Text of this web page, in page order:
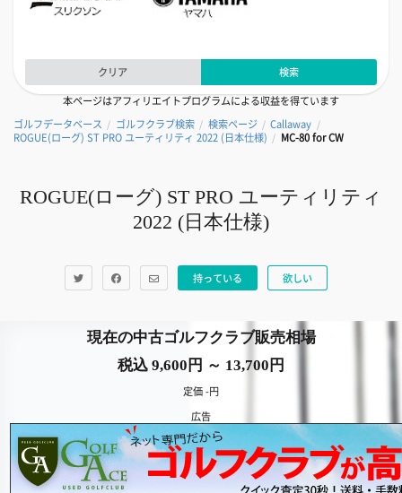
クリア
検索
本ページはアフィリエイトプログラムによる収益を得ています
ゴルフデータベース / ゴルフクラブ検索 / 検索ページ / Callaway /
ROGUE(ローグ) ST PRO ユーティリティ 2022 (日本仕様) / MC-80 for CW
ROGUE(ローグ) ST PRO ユーティリティ
2022 (日本仕様)
持っている 欲しい
現在の中古ゴルフクラブ販売相場
税込 9,600円 ～ 13,700円
定価 -円
広告